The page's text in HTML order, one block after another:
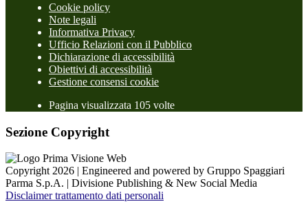
Cookie policy
Note legali
Informativa Privacy
Ufficio Relazioni con il Pubblico
Dichiarazione di accessibilità
Obiettivi di accessibilità
Gestione consensi cookie
Pagina visualizzata 105 volte
Sezione Copyright
Copyright 2026 | Engineered and powered by Gruppo Spaggiari
Parma S.p.A. | Divisione Publishing & New Social Media
Disclaimer trattamento dati personali